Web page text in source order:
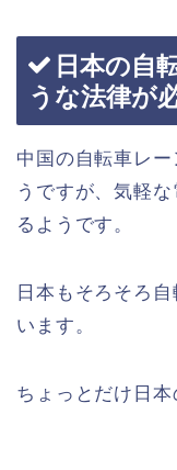
日本の自
うな法律が
中国の自転車レ
うですが、気軽
るようです。
日本もそろそろ
います。
ちょっとだけ日本